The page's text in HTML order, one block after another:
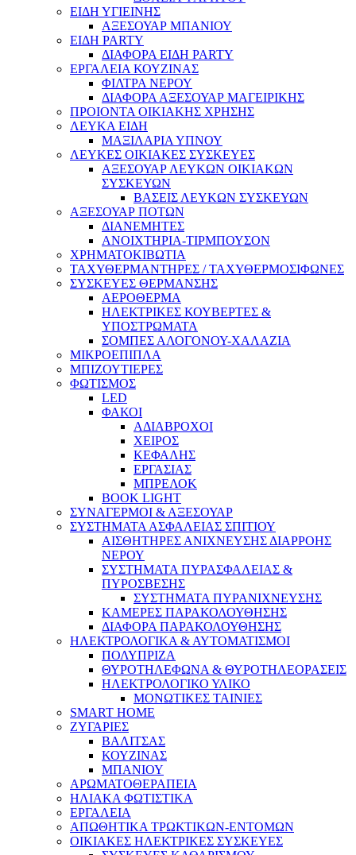
ΕΙΔΗ ΥΓΙΕΙΝΗΣ
ΑΞΕΣΟΥΑΡ ΜΠΑΝΙΟΥ
ΕΙΔΗ PARTY
ΔΙΑΦΟΡΑ ΕΙΔΗ PARTY
ΕΡΓΑΛΕΙΑ ΚΟΥΖΙΝΑΣ
ΦΙΛΤΡΑ ΝΕΡΟΥ
ΔΙΑΦΟΡΑ ΑΞΕΣΟΥΑΡ ΜΑΓΕΙΡΙΚΗΣ
ΠΡΟΙΟΝΤΑ ΟΙΚΙΑΚΗΣ ΧΡΗΣΗΣ
ΛΕΥΚΑ ΕΙΔΗ
ΜΑΞΙΛΑΡΙΑ ΥΠΝΟΥ
ΛΕΥΚΕΣ ΟΙΚΙΑΚΕΣ ΣΥΣΚΕΥΕΣ
ΑΞΕΣΟΥΑΡ ΛΕΥΚΩΝ ΟΙΚΙΑΚΩΝ
ΣΥΣΚΕΥΩΝ
ΒΑΣΕΙΣ ΛΕΥΚΩΝ ΣΥΣΚΕΥΩΝ
ΑΞΕΣΟΥΑΡ ΠΟΤΩΝ
ΔΙΑΝΕΜΗΤΕΣ
ΑΝΟΙΧΤΗΡΙΑ-ΤΙΡΜΠΟΥΣΟΝ
ΧΡΗΜΑΤΟΚΙΒΩΤΙΑ
ΤΑΧΥΘΕΡΜΑΝΤΗΡΕΣ / ΤΑΧΥΘΕΡΜΟΣΙΦΩΝΕΣ
ΣΥΣΚΕΥΕΣ ΘΕΡΜΑΝΣΗΣ
ΑΕΡΟΘΕΡΜΑ
ΗΛΕΚΤΡΙΚΕΣ ΚΟΥΒΕΡΤΕΣ &
ΥΠΟΣΤΡΩΜΑΤΑ
ΣΟΜΠΕΣ ΑΛΟΓΟΝΟΥ-ΧΑΛΑΖΙΑ
ΜΙΚΡΟΕΠΙΠΛΑ
ΜΠΙΖΟΥΤΙΕΡΕΣ
ΦΩΤΙΣΜΟΣ
LED
ΦΑΚΟΙ
ΑΔΙΑΒΡΟΧΟΙ
ΧΕΙΡΟΣ
ΚΕΦΑΛΗΣ
ΕΡΓΑΣΙΑΣ
ΜΠΡΕΛΟΚ
BOOK LIGHT
ΣΥΝΑΓΕΡΜΟΙ & ΑΞΕΣΟΥΑΡ
ΣΥΣΤΗΜΑΤΑ ΑΣΦΑΛΕΙΑΣ ΣΠΙΤΙΟΥ
ΑΙΣΘΗΤΗΡΕΣ ΑΝΙΧΝΕΥΣΗΣ ΔΙΑΡΡΟΗΣ
ΝΕΡΟΥ
ΣΥΣΤΗΜΑΤΑ ΠΥΡΑΣΦΑΛΕΙΑΣ &
ΠΥΡΟΣΒΕΣΗΣ
ΣΥΣΤΗΜΑΤΑ ΠΥΡΑΝΙΧΝΕΥΣΗΣ
ΚΑΜΕΡΕΣ ΠΑΡΑΚΟΛΟΥΘΗΣΗΣ
ΔΙΑΦΟΡΑ ΠΑΡΑΚΟΛΟΥΘΗΣΗΣ
ΗΛΕΚΤΡΟΛΟΓΙΚΑ & ΑΥΤΟΜΑΤΙΣΜΟΙ
ΠΟΛΥΠΡΙΖΑ
ΘΥΡΟΤΗΛΕΦΩΝΑ & ΘΥΡΟΤΗΛΕΟΡΑΣΕΙΣ
ΗΛΕΚΤΡΟΛΟΓΙΚΟ ΥΛΙΚΟ
ΜΟΝΩΤΙΚΕΣ ΤΑΙΝΙΕΣ
SMART HOME
ΖΥΓΑΡΙΕΣ
ΒΑΛΙΤΣΑΣ
ΚΟΥΖΙΝΑΣ
ΜΠΑΝΙΟΥ
ΑΡΩΜΑΤΟΘΕΡΑΠΕΙΑ
ΗΛΙΑΚΑ ΦΩΤΙΣΤΙΚΑ
ΕΡΓΑΛΕΙΑ
ΑΠΩΘΗΤΙΚΑ ΤΡΩΚΤΙΚΩΝ-ΕΝΤΟΜΩΝ
ΟΙΚΙΑΚΕΣ ΗΛΕΚΤΡΙΚΕΣ ΣΥΣΚΕΥΕΣ